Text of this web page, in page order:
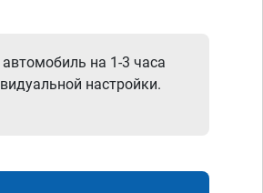
автомобиль на 1-3 часа
настройки.